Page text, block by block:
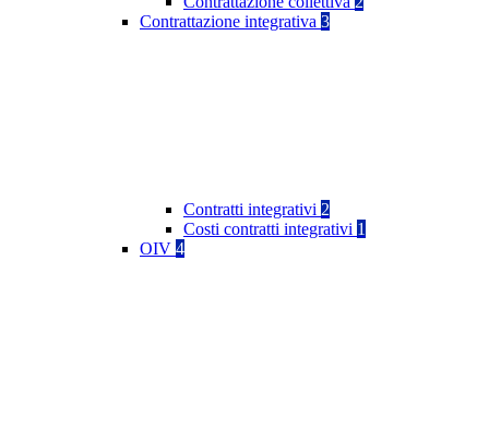
Contrattazione integrativa 3
Contratti integrativi 2
Costi contratti integrativi 1
OIV 4